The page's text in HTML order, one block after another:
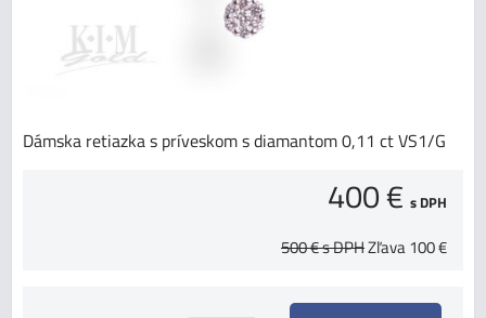
Dámska retiazka s príveskom s diamantom 0,11 ct VS1/G
400 € s DPH
500 €s DPHZľava100 €